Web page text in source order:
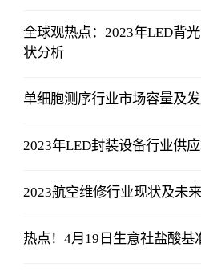
全球观热点：2023年LED背
状分析
单细胞测序行业市场容量及
2023年LED封装设备行业供
2023航空维修行业现状及未
热点！4月19日生意社盐酸基